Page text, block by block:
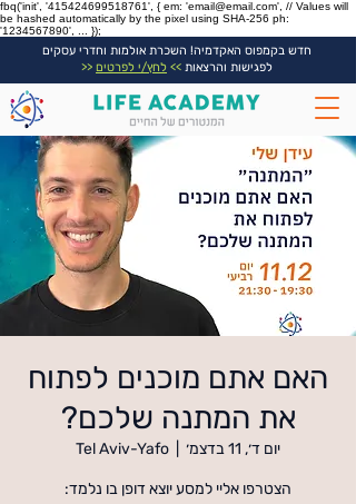
fbq('init', '415424699518761', { em: 'email@email.com', // Values will
be hashed automatically by the pixel using SHA-256 ph:
'1234567890', ... });
חדש בקמפוס האקדמיה! השכרת אולמות וחדרי עסקים
לפגישות והרצאות >> לחץ/י לפרטים <<
האם אתם מוכנים לפתוח
את המתנה שלכם?
יום ד׳, 11 בדצמ׳ Tel Aviv-Yafo